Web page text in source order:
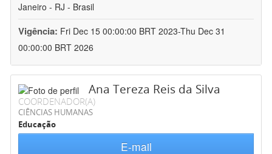
Janeiro - RJ - Brasil
Vigência: Fri Dec 15 00:00:00 BRT 2023-Thu Dec 31
00:00:00 BRT 2026
Ana Tereza Reis da Silva
COORDENADOR(A)
CIÊNCIAS HUMANAS
Educação
E-mail